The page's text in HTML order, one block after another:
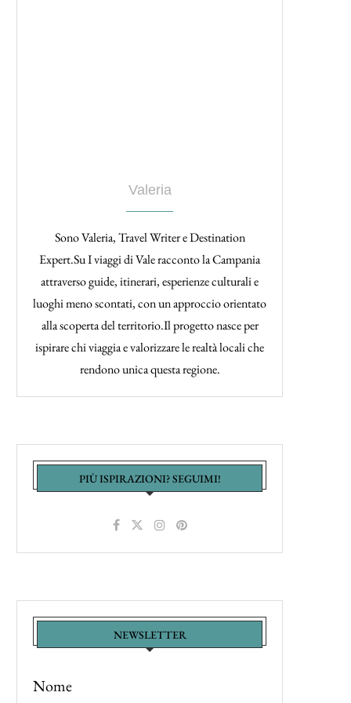
Valeria
Sono Valeria, Travel Writer e Destination
Expert.Su I viaggi di Vale racconto la Campania
attraverso guide, itinerari, esperienze culturali e
luoghi meno scontati, con un approccio orientato
alla scoperta del territorio.Il progetto nasce per
ispirare chi viaggia e valorizzare le realtà locali che
rendono unica questa regione.
PIÙ ISPIRAZIONI? SEGUIMI!
NEWSLETTER
Nome